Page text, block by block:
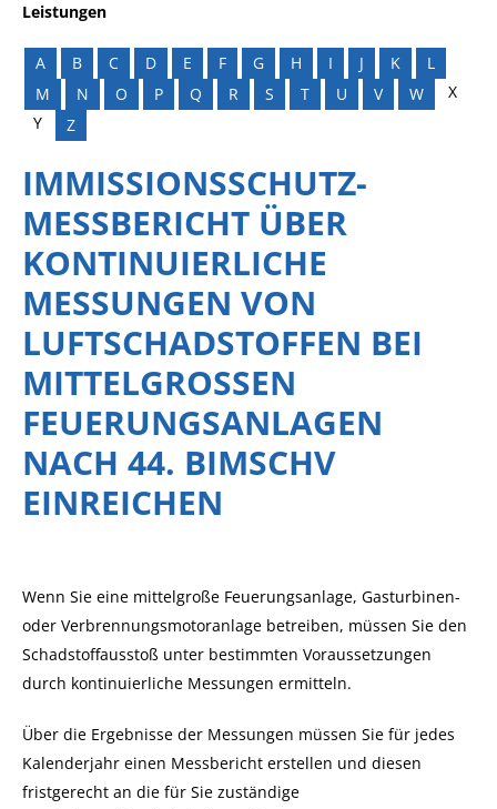
Leistungen
A B C D E F G H I J K
L
M
N O P Q R S T U V W
X
Y
Z
IMMISSIONSSCHUTZ-
MESSBERICHT ÜBER
KONTINUIERLICHE
MESSUNGEN VON
LUFTSCHADSTOFFEN BEI
MITTELGROSSEN F
EUERUNGSANLAGEN N
ACH 44. BIMSCHV E
INREICHEN
Wenn Sie eine mittelgroße Feuerungsanlage, Gasturbinen-
oder Verbrennungsmotoranlage betreiben, müssen Sie den
Schadstoffausstoß unter bestimmten Voraussetzungen
durch kontinuierliche Messungen ermitteln.
Über die Ergebnisse der Messungen müssen Sie für jedes
Kalenderjahr einen Messbericht erstellen und diesen
fristgerecht an die für Sie zuständige